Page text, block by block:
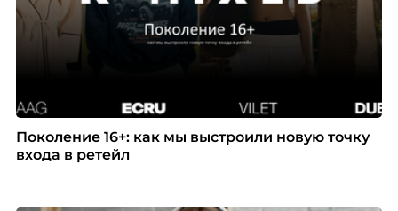
Поколение 16+: как мы выстроили новую точку
входа в ретейл